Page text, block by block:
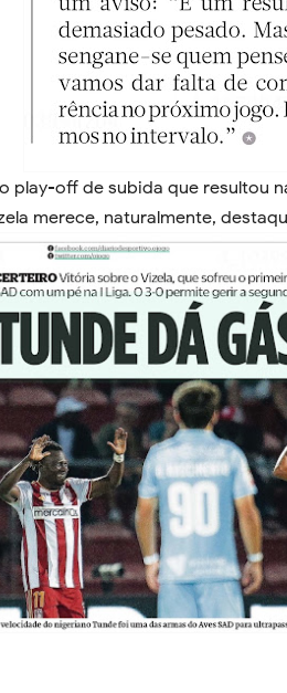
play-off de subida que resultou
merece, naturalmente,